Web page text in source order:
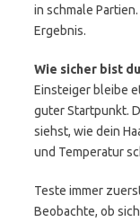
in schmale
Ergebnis.
Wie sicher bist
Einsteiger bleibe
guter Startpunkt.
siehst, wie dein
und Temperatur
Teste immer
Beobachte, ob